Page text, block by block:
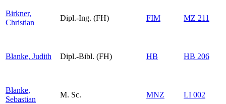
Birkner,
Christian
Dipl.-Ing. (FH) FIM MZ 211
Blanke, Judith Dipl.-Bibl. (FH) HB HB 206
Blanke,
Sebastian
M. Sc. MNZ LI 002